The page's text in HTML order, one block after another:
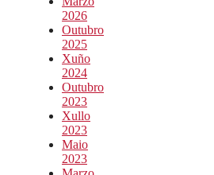
2026
Outubro
2025
Xuño
2024
Outubro
2023
Xullo
2023
Maio
2023